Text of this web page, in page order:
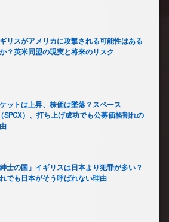
リスがアメリカに攻撃される可能性はある
？英米同盟の現実と将来のリスク
ットは上昇、株価は墜落？スペース
SPCX）、打ち上げ成功でも公募価格割れの
紳士の国」イギリスは日本より犯罪が多い？
でも日本がそう呼ばれない理由